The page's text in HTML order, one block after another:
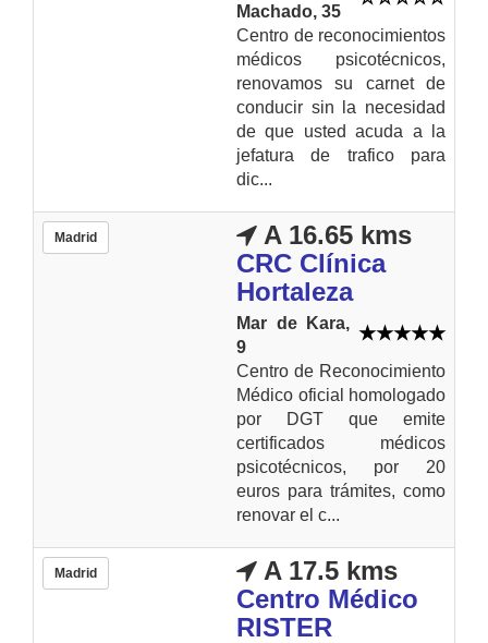
Machado, 35
Centro de reconocimientos
médicos psicotécnicos,
renovamos su carnet de
conducir sin la necesidad
de que usted acuda a la
jefatura de trafico para
dic...
Madrid
A 16.65 kms
CRC Clínica
Hortaleza
Mar de Kara,
9
Centro de Reconocimiento
Médico oficial homologado
por DGT que emite
certificados médicos
psicotécnicos, por 20
euros para trámites, como
renovar el c...
Madrid
A 17.5 kms
Centro Médico
RISTER